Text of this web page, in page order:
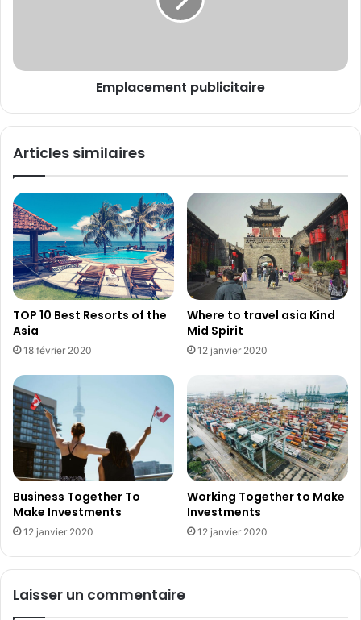
Emplacement publicitaire
Articles similaires
TOP 10 Best Resorts of the
Asia
18 février 2020
Where to travel asia Kind
Mid Spirit
12 janvier 2020
Business Together To
Make Investments
12 janvier 2020
Working Together to Make
Investments
12 janvier 2020
Laisser un commentaire